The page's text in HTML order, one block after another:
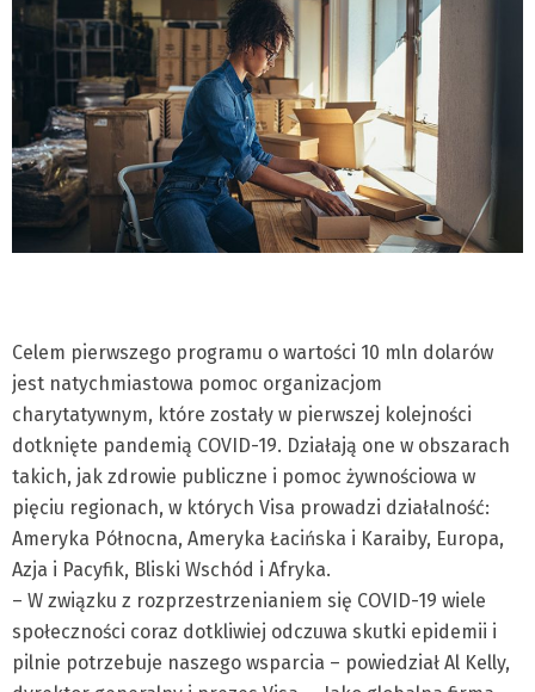
Celem pierwszego programu o wartości 10 mln dolarów
jest natychmiastowa pomoc organizacjom
charytatywnym, które zostały w pierwszej kolejności
dotknięte pandemią COVID-19. Działają one w obszarach
takich, jak zdrowie publiczne i pomoc żywnościowa w
pięciu regionach, w których Visa prowadzi działalność:
Ameryka Północna, Ameryka Łacińska i Karaiby, Europa,
Azja i Pacyfik, Bliski Wschód i Afryka.
– W związku z rozprzestrzenianiem się COVID-19 wiele
społeczności coraz dotkliwiej odczuwa skutki epidemii i
pilnie potrzebuje naszego wsparcia – powiedział Al Kelly,